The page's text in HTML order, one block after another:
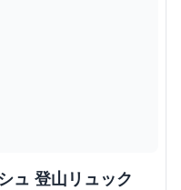
ュ 登山リュック